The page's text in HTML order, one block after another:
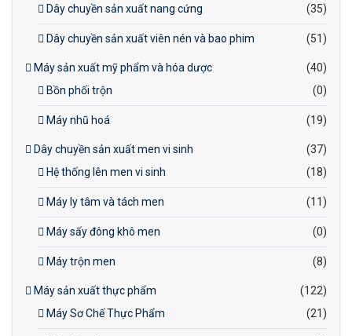
Dây chuyền sản xuất nang cứng (35)
Dây chuyền sản xuất viên nén và bao phim (51)
Máy sản xuất mỹ phẩm và hóa dược
(40)
Bồn phối trộn
(0)
Máy nhũ hoá (19)
Dây chuyền sản xuất men vi sinh
(37)
Hệ thống lên men vi sinh
(18)
Máy ly tâm và tách men (11)
Máy sấy đông khô men (0)
Máy trộn men (8)
Máy sản xuất thực phẩm
(122)
Máy Sơ Chế Thực Phẩm
(21)